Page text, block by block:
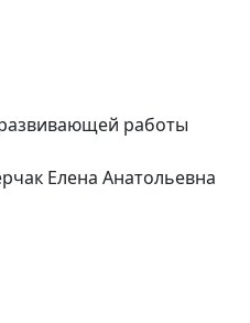
работы
Елена Анатольевна